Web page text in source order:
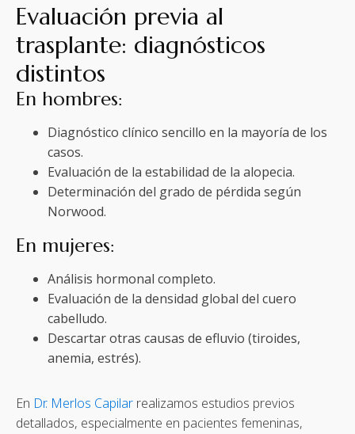
Evaluación previa al
trasplante: diagnósticos
distintos
En hombres:
Diagnóstico clínico sencillo en la mayoría de los
casos.
Evaluación de la estabilidad de la alopecia.
Determinación del grado de pérdida según
Norwood.
En mujeres:
Análisis hormonal completo.
Evaluación de la densidad global del cuero
cabelludo.
Descartar otras causas de efluvio (tiroides,
anemia, estrés).
En Dr. Merlos Capilar realizamos estudios previos
detallados, especialmente en pacientes femeninas,